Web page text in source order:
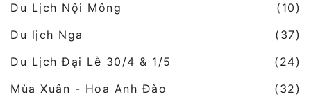
Du Lịch Nội Mông
(10)
Du lịch Nga
(37)
Du Lịch Đại Lễ 30/4 & 1/5
(24)
Mùa Xuân - Hoa Anh Đào
(32)